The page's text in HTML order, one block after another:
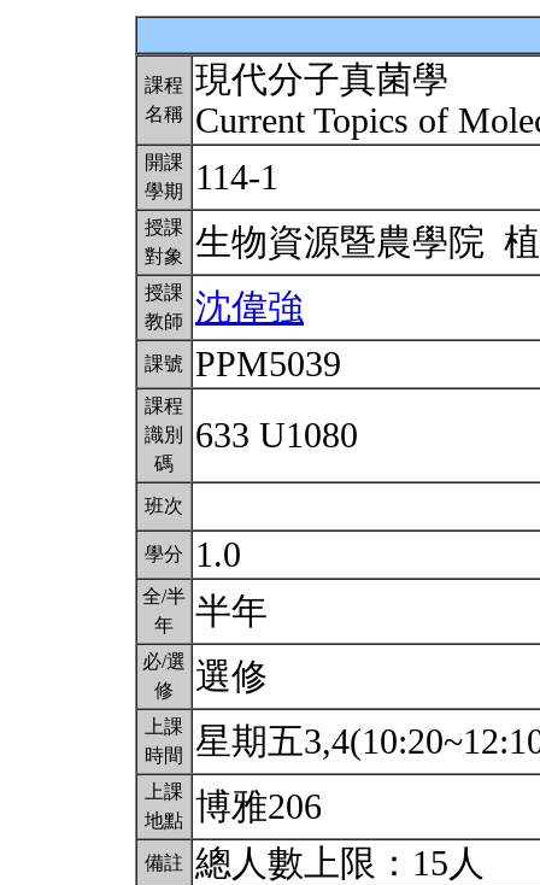
課程
名稱
現代分子真菌學
Current Topics of
開課
學期
114-1
授課
對象
生物資源暨農學院
授課
教師
沈偉強
課號 PPM5039
課程
識別
碼
633 U1080
班次
學分 1.0
全/半
年
半年
必/選
修
選修
上課
時間
星期五
上課
地點 博雅206
備註 總人數上限：15人